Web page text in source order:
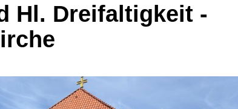
Hl. Dreifaltigkeit -